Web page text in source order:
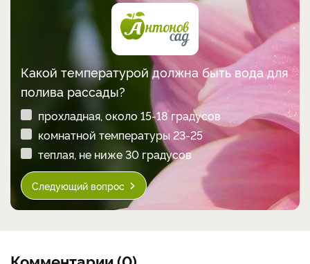
Какой температурой должна быть вода для
полива рассады?
прохладная, около 15-18 градусов
комнатной температуры 23-25
теплая, не ниже 30 градусов
Следующий вопрос